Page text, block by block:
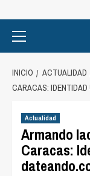
Menu
INICIO ACTUALIDAD
CARACAS:
Actualidad
Armando
Caracas: